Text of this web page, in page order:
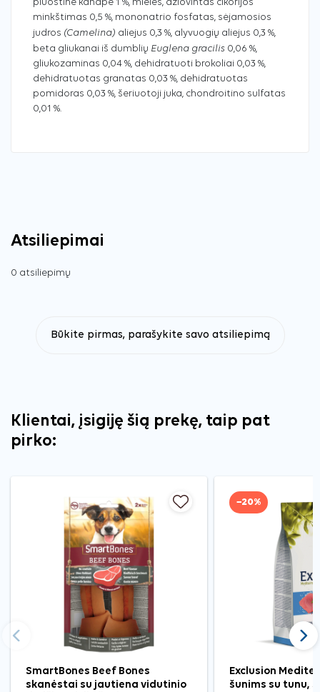
pluoštinė kanapė 1 %, mielės, džiovintas cikorijos
minkštimas 0,5 %, mononatrio fosfatas, sėjamosios
judros (Camelina) aliejus 0,3 %, alyvuogių aliejus 0,3 %,
beta gliukanai iš dumblių Euglena gracilis 0,06 %,
gliukozaminas 0,04 %, dehidratuoti brokoliai 0,03 %,
dehidratuotas granatas 0,03 %, dehidratuotas
pomidoras 0,03 %, šeriuotoji juka, chondroitino sulfatas
0,01 %.
Atsiliepimai
0 atsiliepimų
Būkite pirmas, parašykite savo atsiliepimą
Klientai, įsigiję šią prekę, taip pat
pirko:
SmartBones Beef Bones
skanėstai su jautiena vidutinio
−20%
Exclusion
šunims su tunu,
Ankstesnis